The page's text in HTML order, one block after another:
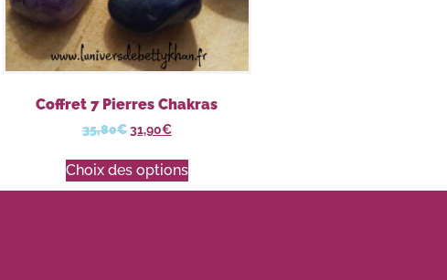
Coffret 7 Pierres Chakras
35,80€ 31,90€
Choix des options